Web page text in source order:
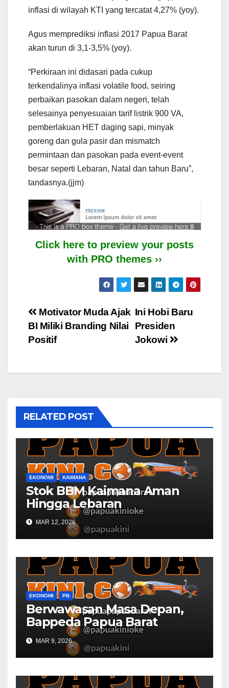
inflasi di wilayah KTI yang tercatat 4,27% (yoy).
Agus memprediksi inflasi 2017 Papua Barat
akan turun di 3,1-3,5% (yoy).
“Perkiraan ini didasari pada cukup
terkendalinya inflasi volatile food, seiring
perbaikan pasokan dalam negeri, telah
selesainya penyesuaian tarif listrik 900 VA,
pemberlakuan HET daging sapi, minyak
goreng dan gula pasir dan mismatch
permintaan dan pasokan pada event-event
besar seperti Lebaran, Natal dan tahun Baru”,
tandasnya.(jjm)
Click here to preview your posts
with PRO themes ››
Post
navigation
Ini Hobi Baru
Presiden
Jokowi
Motivator Muda Ajak
BI Miliki Branding Nilai
Positif
RELATED POST
EKONOMI KAIMANA
Stok BBM Kaimana Aman
Hingga Lebaran
MAR 12, 2026
EKONOMI PB
Berwawasan Masa Depan,
Bappeda Papua Barat
Konsultasi Publik RKPD 2027
MAR 9, 2026